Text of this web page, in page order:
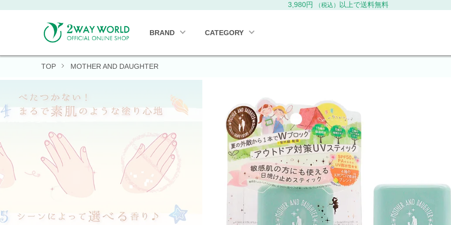
3,980円 （税込） 以上で送料無料
BRAND CATEGORY
TOP MOTHER AND DAUGHTER